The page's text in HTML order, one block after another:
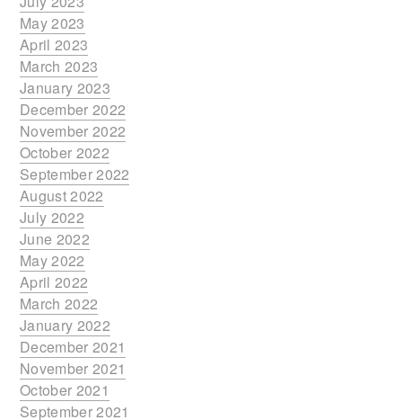
May 2023
April 2023
March 2023
January 2023
December 2022
November 2022
October 2022
September 2022
August 2022
July 2022
June 2022
May 2022
April 2022
March 2022
January 2022
December 2021
November 2021
October 2021
September 2021